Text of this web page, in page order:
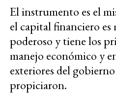
El instrumento es el
el capital financiero es
poderoso y tiene los
manejo económico y
exteriores del
propiciaron.